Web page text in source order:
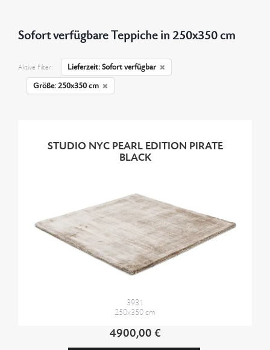
Sofort verfügbare Teppiche in 250x350 cm
Aktive Filter:
Lieferzeit: Sofort verfügbar
Größe: 250x350 cm
STUDIO NYC PEARL EDITION PIRATE
BLACK
3931
250x350 cm
4900,00 €